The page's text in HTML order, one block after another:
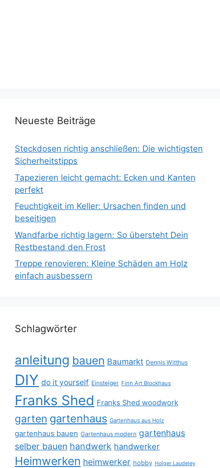
Neueste Beiträge
Steckdosen richtig anschließen: Die wichtigsten
Sicherheitstipps
Tapezieren leicht gemacht: Ecken und Kanten
perfekt
Feuchtigkeit im Keller: Ursachen finden und
beseitigen
Wandfarbe richtig lagern: So übersteht Dein
Restbestand den Frost
Treppe renovieren: Kleine Schäden am Holz
einfach ausbessern
Schlagwörter
anleitung bauen Baumarkt Dennis Witthus
DIY do it yourself Einsteiger Finn Art Blockhaus
Franks Shed Franks Shed woodwork
garten gartenhaus Gartenhaus aus Holz
gartenhaus bauen Gartenhaus modern gartenhaus
selber bauen handwerk handwerker
Heimwerken heimwerker hobby Holger Laudeley